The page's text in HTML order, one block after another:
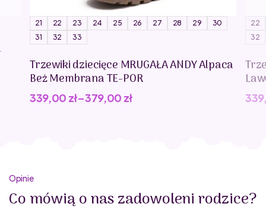
Adres na terenie Unii Europejskiej (jednostki
odpowiedzialnej za produkt na terenie Unii
Europejskiej):
13 rue de I’Industrie
France
Adres elektroniczny:
www.janod.com
contact@juratoys.com
ze względu na informacje na nim.
21 22 23 24 25 26 27 28 29
30
31
32 33
Trzewiki dziecięce MRUGAŁA ANDY Alpaca
Beż Membrana TE-POR
339,00 zł–379,00 zł
22
32
Opinie
Co mówią o nas zadowoleni rodzice?